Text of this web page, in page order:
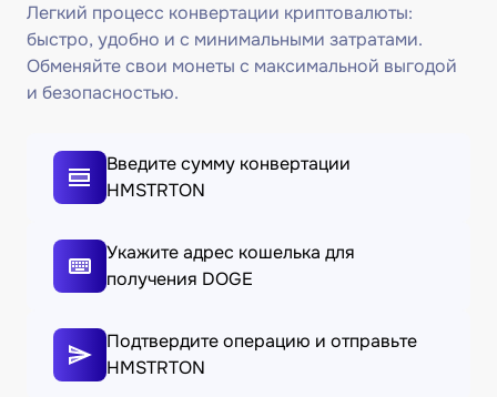
Легкий процесс конвертации криптовалюты:
быстро, удобно и с минимальными затратами.
Обменяйте свои монеты с максимальной выгодой
и безопасностью.
Введите сумму конвертации
HMSTRTON
Укажите адрес кошелька для
получения DOGE
Подтвердите операцию и отправьте
HMSTRTON